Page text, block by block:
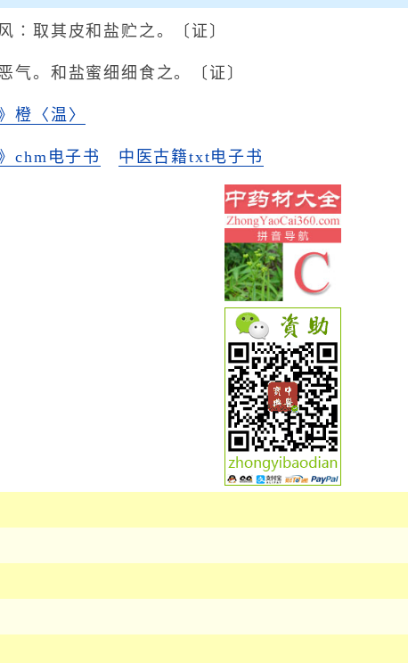
∶取其皮和盐贮之。〔证〕
气。和盐蜜细细食之。〔证〕
橙〈温〉
chm电子书 中医古籍txt电子书